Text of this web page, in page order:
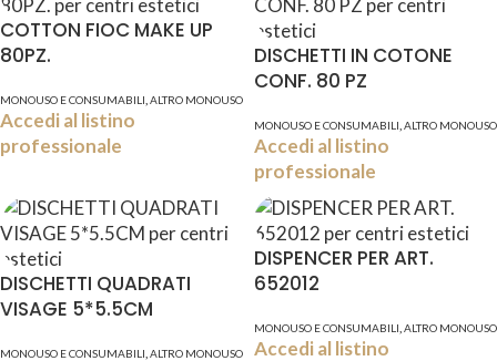
COTTON FIOC MAKE UP
80PZ.
MONOUSO E CONSUMABILI ALTRO MONOUSO
Accedi al listino
professionale
DISCHETTI IN COTONE
CONF. 80 PZ
MONOUSO E CONSUMABILI ALTRO MONOUSO
Accedi al listino
professionale
DISCHETTI QUADRATI
VISAGE 5*5.5CM
MONOUSO E CONSUMABILI ALTRO MONOUSO
DISPENCER PER ART.
652012
MONOUSO E CONSUMABILI ALTRO MONOUSO
Accedi al listino